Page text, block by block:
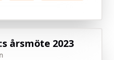
årsmöte 2023